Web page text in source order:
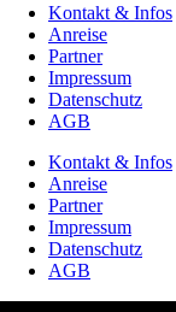
Kontakt & Infos
Anreise
Partner
Impressum
Datenschutz
AGB
Kontakt & Infos
Anreise
Partner
Impressum
Datenschutz
AGB